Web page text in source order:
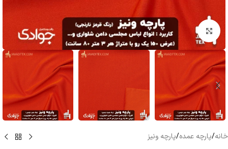
بزرگنمایی تصویر
خانه/پارچه عمده/پارچه ونیز